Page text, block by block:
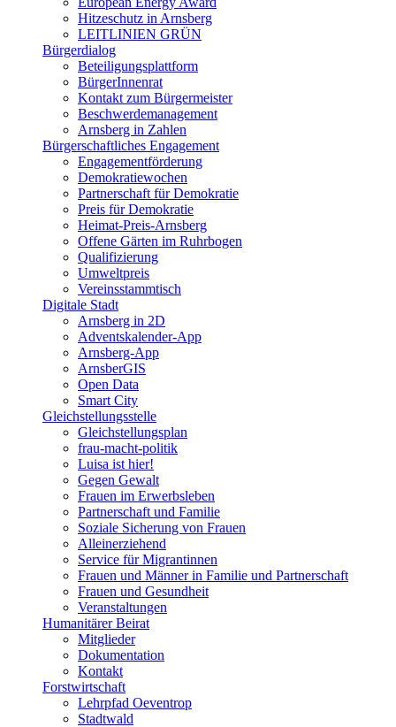
Hitzeschutz in Arnsberg
LEITLINIEN GRÜN
Bürgerdialog
Beteiligungsplattform
BürgerInnenrat
Kontakt zum Bürgermeister
Beschwerdemanagement
Arnsberg in Zahlen
Bürgerschaftliches Engagement
Engagementförderung
Demokratiewochen
Partnerschaft für Demokratie
Preis für Demokratie
Heimat-Preis-Arnsberg
Offene Gärten im Ruhrbogen
Qualifizierung
Umweltpreis
Vereinsstammtisch
Digitale Stadt
Arnsberg in 2D
Adventskalender-App
Arnsberg-App
ArnsberGIS
Open Data
Smart City
Gleichstellungsstelle
Gleichstellungsplan
frau-macht-politik
Luisa ist hier!
Gegen Gewalt
Frauen im Erwerbsleben
Partnerschaft und Familie
Soziale Sicherung von Frauen
Alleinerziehend
Service für Migrantinnen
Frauen und Männer in Familie und Partnerschaft
Frauen und Gesundheit
Veranstaltungen
Humanitärer Beirat
Mitglieder
Dokumentation
Kontakt
Forstwirtschaft
Lehrpfad Oeventrop
Stadtwald